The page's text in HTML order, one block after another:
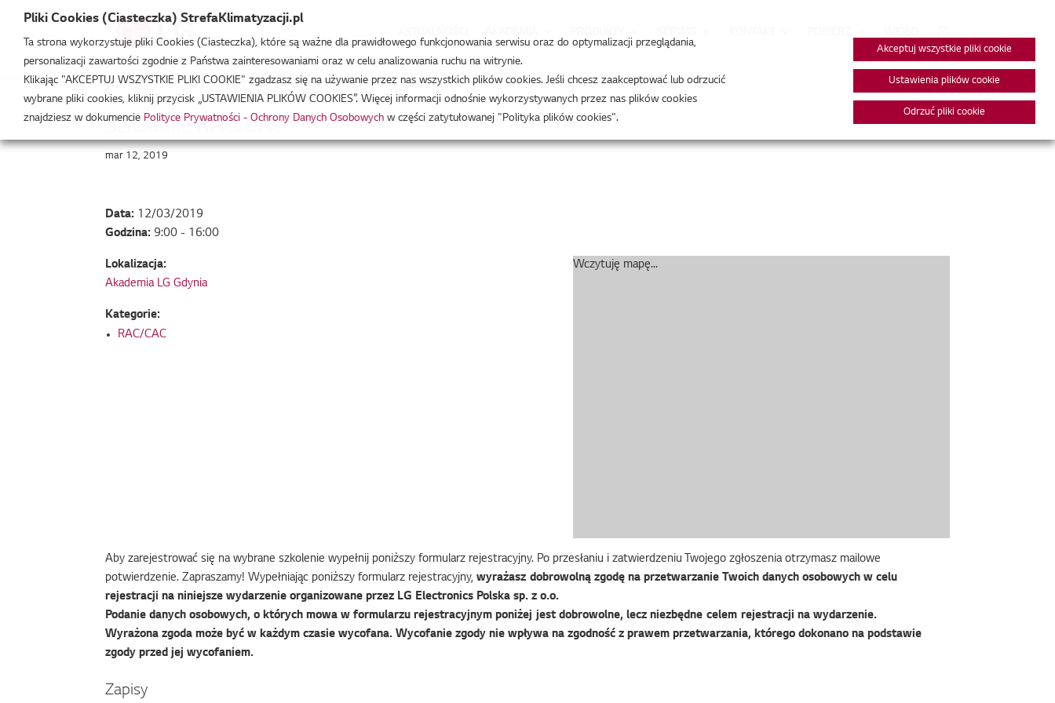
Strefa Klimatyzacji /Wydarzenia/RAC/CAC/Szkolenie RAC/CAC
Szkolenie RAC/CAC
mar 12, 2019
Data: 12/03/2019
Godzina: 9:00 - 16:00
Wczytuję mapę...
Lokalizacja:
Akademia LG Gdynia
Kategorie:
RAC/CAC
Aby zarejestrować się na wybrane szkolenie wypełnij poniższy formularz rejestracyjny. Po przesłaniu i zatwierdzeniu Twojego zgłoszenia otrzymasz mailowe
potwierdzenie. Zapraszamy! Wypełniając poniższy formularz rejestracyjny,wyrażasz dobrowolną zgodę na przetwarzanie Twoich danych osobowych w celu
rejestracji na niniejsze wydarzenie organizowane przez LG Electronics Polska sp. z o.o.
Podanie danych osobowych, o których mowa w formularzu rejestracyjnym poniżej jest dobrowolne, lecz niezbędne celem rejestracji na wydarzenie.
Wyrażona zgoda może być w każdym czasie wycofana. Wycofanie zgody nie wpływa na zgodność z prawem przetwarzania, którego dokonano na podstawie
zgody przed jej wycofaniem.
Zapisy
Pliki Cookies (Ciasteczka) StrefaKlimatyzacji.pl
Ta strona wykorzystuje pliki Cookies (Ciasteczka), które są ważne dla prawidłowego funkcjonowania serwisu oraz do optymalizacji przeglądania,
personalizacji zawartości zgodnie z Państwa zainteresowaniami oraz w celu analizowania ruchu na witrynie.
Klikając "AKCEPTUJ WSZYSTKIE PLIKI COOKIE" zgadzasz się na używanie przez nas wszystkich plików cookies. Jeśli chcesz zaakceptować lub odrzucić
wybrane pliki cookies, kliknij przycisk „USTAWIENIA PLIKÓW COOKIES”. Więcej informacji odnośnie wykorzystywanych przez nas plików cookies
znajdziesz w dokumencie Polityce Prywatności - Ochrony Danych Osobowych w części zatytułowanej "Polityka plików cookies".
Akceptuj wszystkie pliki cookie
Ustawienia plików cookie
Odrzuć pliki cookie